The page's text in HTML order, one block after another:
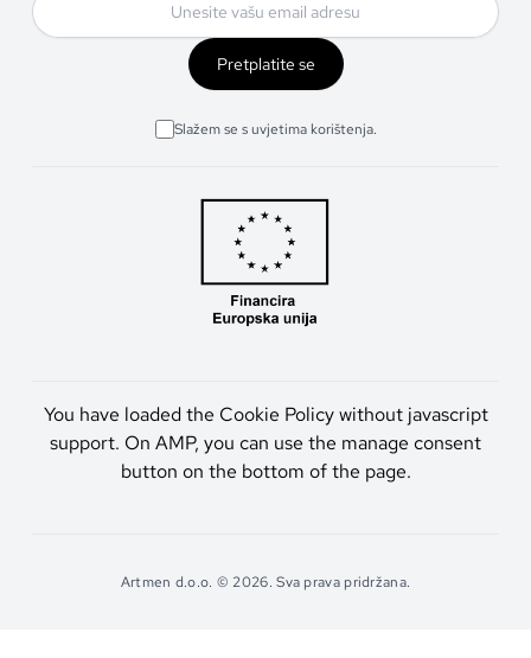
Pretplatite se
Slažem se s uvjetima korištenja.
You have loaded the Cookie Policy without javascript
support. On AMP, you can use the manage consent
button on the bottom of the page.
Artmen d.o.o. © 2026. Sva prava pridržana.